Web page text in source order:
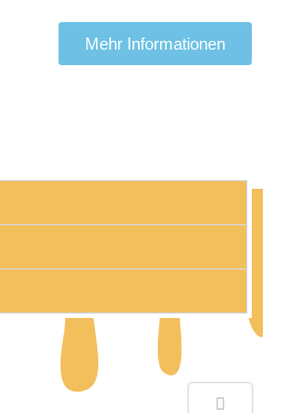
Mehr Informationen